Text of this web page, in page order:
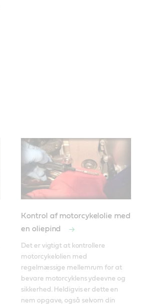
Kontrol af motorcykelolie med
en oliepind
Det er vigtigt at kontrollere
motorcykelolien med
regelmæssige mellemrum for at
bevare motorcyklens ydeevne og
sikkerhed. Heldigvis er dette en
nem opgave, også selvom din